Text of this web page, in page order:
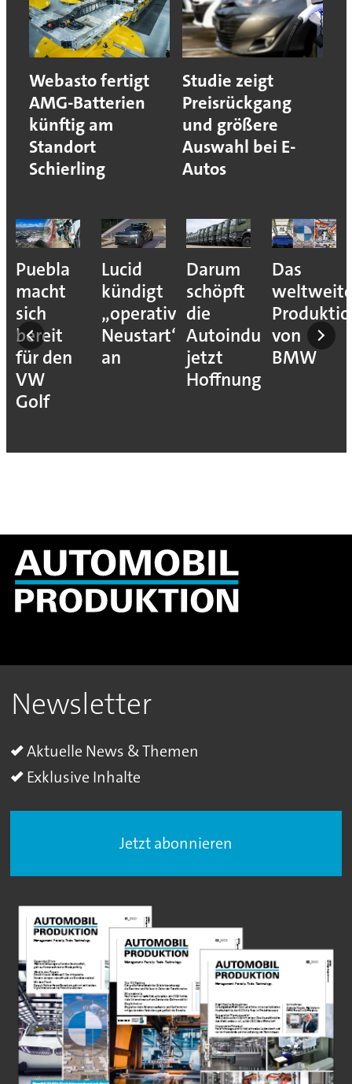
Webasto fertigt
AMG-Batterien
künftig am
Standort
Schierling
Studie zeigt
Preisrückgang
und größere
Auswahl bei E-
Autos
Puebla
macht
sich
bereit
für den
VW
Golf
Lucid
kündigt
„operativen
Neustart“
an
Darum
schöpft
die
Autoindustrie
jetzt
Hoffnung
Das
von
BMW
Newsletter
Aktuelle News & Themen
Exklusive Inhalte
Jetzt abonnieren